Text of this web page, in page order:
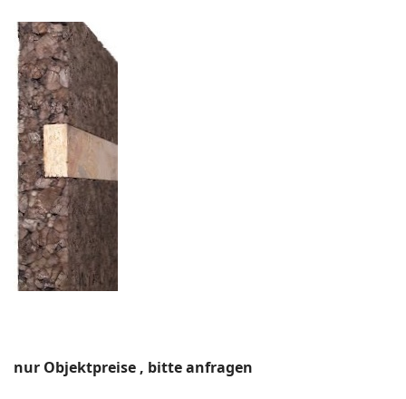
nur Objektpreise , bitte anfragen